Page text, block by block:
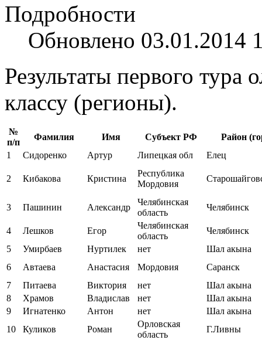
Подробности
Обновлено 03.01.2014
Результаты первого
классу (регионы).
№
п/п
Фамилия Имя Субъект РФ
Район
1
Сидоренко Артур Липецкая обл Елец
2 Кибакова Кристина
Республика
Мордовия
3 Пашинин Александр
Челябинская
область
Челябинск
4 Лешков Егор
Челябинская
область
Челябинск
5
Умирбаев Нуртилек нет
Шал акына
6
Автаева Анастасия Мордовия
Саранск
7
Питаева Виктория нет
Шал акына
8
Храмов Владислав нет
Шал акына
9
Игнатенко Антон нет
Шал акына
10
Куликов Роман
Орловская
область
Г.Ливны